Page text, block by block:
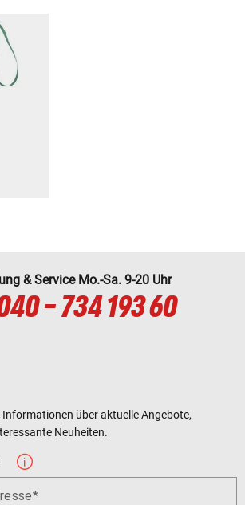
& Service Mo.-Sa. 9-20 Uhr
- 734 193 60
Informationen über aktuelle Angebote,
Neuheiten.